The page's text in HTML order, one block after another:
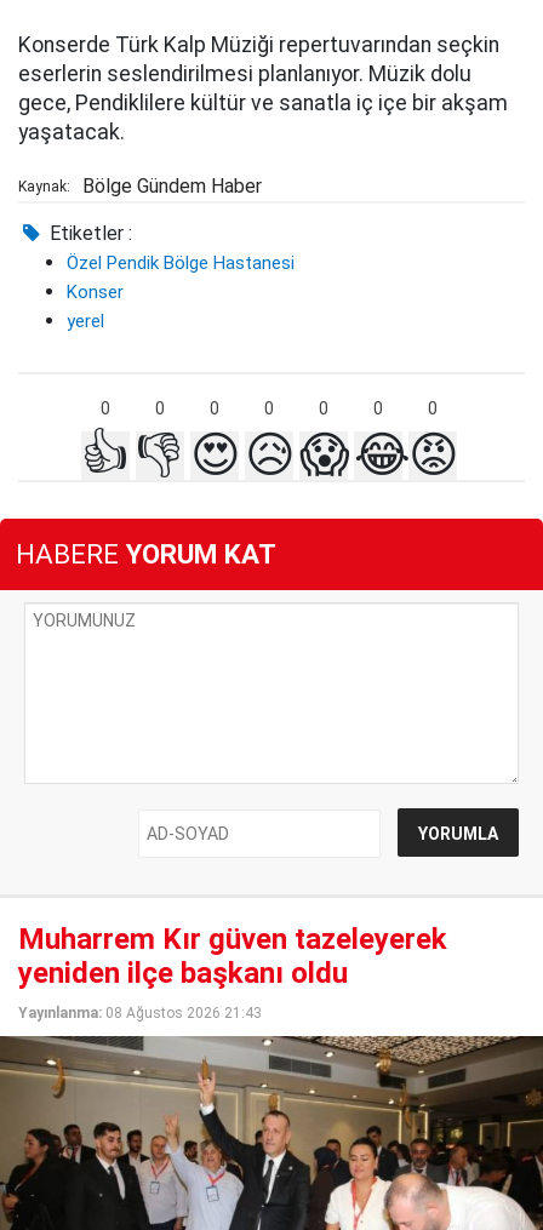
Konserde Türk Kalp Müziği repertuvarından seçkin
eserlerin seslendirilmesi planlanıyor. Müzik dolu
gece, Pendiklilere kültür ve sanatla iç içe bir akşam
yaşatacak.
Kaynak: Bölge Gündem Haber
Etiketler :
Özel Pendik Bölge Hastanesi
Konser
yerel
0 0 0 0 0 0 0
👍 👎 😍😥😱😂😡
HABERE YORUM KAT
Muharrem Kır güven tazeleyerek
yeniden ilçe başkanı oldu
Yayınlanma: 08 Ağustos 2026 21:43